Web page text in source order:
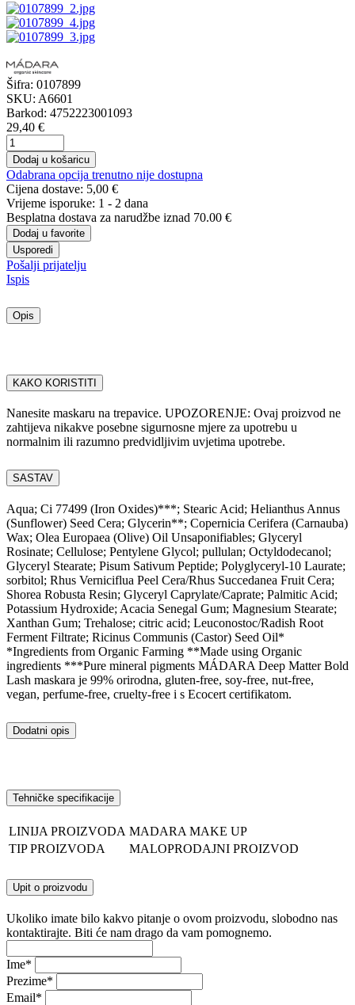
Šifra: 0107899
SKU: A6601
Barkod: 4752223001093
29,40 €
Dodaj u košaricu
Odabrana opcija trenutno nije dostupna
Cijena dostave: 5,00 €
Vrijeme isporuke: 1 - 2 dana
Besplatna dostava za narudžbe iznad 70.00 €
Dodaj u favorite
Usporedi
Pošalji prijatelju
Ispis
Opis
KAKO KORISTITI
Nanesite maskaru na trepavice. UPOZORENJE: Ovaj proizvod ne
zahtijeva nikakve posebne sigurnosne mjere za upotrebu u
normalnim ili razumno predvidljivim uvjetima upotrebe.
SASTAV
Aqua; Ci 77499 (Iron Oxides)***; Stearic Acid; Helianthus Annus
(Sunflower) Seed Cera; Glycerin**; Copernicia Cerifera (Carnauba)
Wax; Olea Europaea (Olive) Oil Unsaponifiables; Glyceryl
Rosinate; Cellulose; Pentylene Glycol; pullulan; Octyldodecanol;
Glyceryl Stearate; Pisum Sativum Peptide; Polyglyceryl-10 Laurate;
sorbitol; Rhus Verniciflua Peel Cera/Rhus Succedanea Fruit Cera;
Shorea Robusta Resin; Glyceryl Caprylate/Caprate; Palmitic Acid;
Potassium Hydroxide; Acacia Senegal Gum; Magnesium Stearate;
Xanthan Gum; Trehalose; citric acid; Leuconostoc/Radish Root
Ferment Filtrate; Ricinus Communis (Castor) Seed Oil*
*Ingredients from Organic Farming **Made using Organic
ingredients ***Pure mineral pigments MÁDARA Deep Matter Bold
Lash maskara je 99% orirodna, gluten-free, soy-free, nut-free,
vegan, perfume-free, cruelty-free i s Ecocert certifikatom.
Dodatni opis
Tehničke specifikacije
LINIJA PROIZVODA MADARA MAKE UP
TIP PROIZVODA
MALOPRODAJNI PROIZVOD
Upit o proizvodu
Ukoliko imate bilo kakvo pitanje o ovom proizvodu, slobodno nas
kontaktirajte. Biti će nam drago da vam pomognemo.
Ime*
Prezime*
Email*